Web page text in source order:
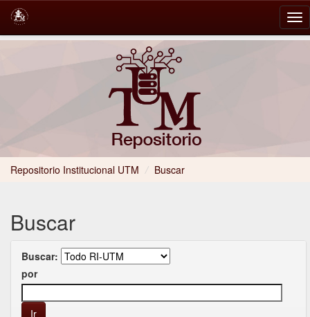
Repositorio Institucional UTM / Buscar
Buscar
Buscar:
por